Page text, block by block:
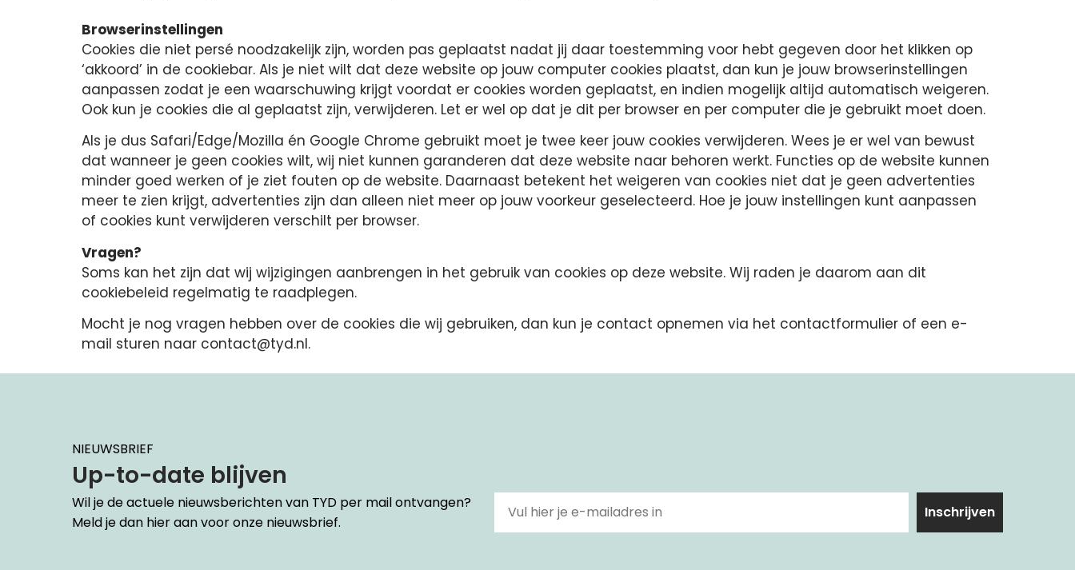
Browserinstellingen
Cookies die niet persé noodzakelijk zijn, worden pas geplaatst nadat jij daar toestemming voor hebt gegeven door het klikken op
‘akkoord’ in de cookiebar. Als je niet wilt dat deze website op jouw computer cookies plaatst, dan kun je jouw browserinstellingen
aanpassen zodat je een waarschuwing krijgt voordat er cookies worden geplaatst, en indien mogelijk altijd automatisch weigeren.
Ook kun je cookies die al geplaatst zijn, verwijderen. Let er wel op dat je dit per browser en per computer die je gebruikt moet doen.
Als je dus Safari/Edge/Mozilla én Google Chrome gebruikt moet je twee keer jouw cookies verwijderen. Wees je er wel van bewust
dat wanneer je geen cookies wilt, wij niet kunnen garanderen dat deze website naar behoren werkt. Functies op de website kunnen
minder goed werken of je ziet fouten op de website. Daarnaast betekent het weigeren van cookies niet dat je geen advertenties
meer te zien krijgt, advertenties zijn dan alleen niet meer op jouw voorkeur geselecteerd. Hoe je jouw instellingen kunt aanpassen
of cookies kunt verwijderen verschilt per browser.
Vragen?
Soms kan het zijn dat wij wijzigingen aanbrengen in het gebruik van cookies op deze website. Wij raden je daarom aan dit
cookiebeleid regelmatig te raadplegen.
Mocht je nog vragen hebben over de cookies die wij gebruiken, dan kun je contact opnemen via het contactformulier of een e-
mail sturen naar contact@tyd.nl.
NIEUWSBRIEF
Up-to-date blijven
Wil je de actuele nieuwsberichten van TYD per mail ontvangen?
Meld je dan hier aan voor onze nieuwsbrief.
Inschrijven